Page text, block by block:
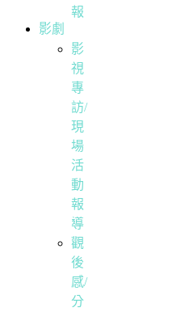
報
影劇
影
視
專
訪/
現
場
活
動
報
導
觀
後
感/
分